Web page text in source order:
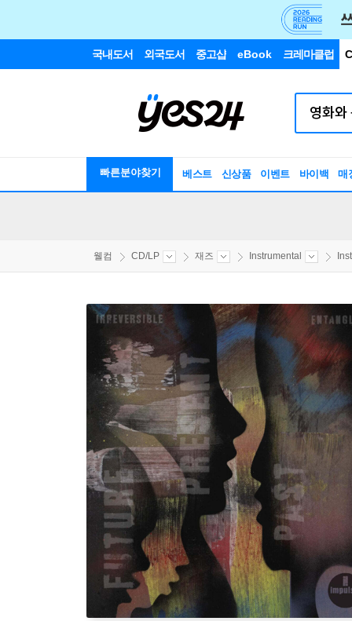
국내도서 외국도서 중고샵 eBook 크레마클럽
빠른분야찾기 베스트 신상품 이벤트 바이백 매
웰컴 CD/LP 재즈 Instrumental